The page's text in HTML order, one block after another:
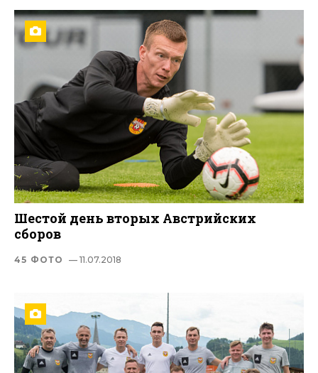
Шестой день вторых Австрийских
сборов
45 ФОТО — 11.07.2018